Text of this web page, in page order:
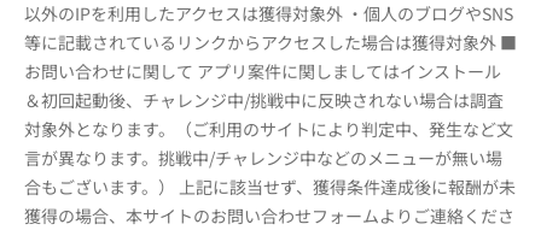
以外のIPを利用したアクセスは獲得対象外 ・個人のブログやSNS
等に記載されているリンクからアクセスした場合は獲得対象外 ■
お問い合わせに関して アプリ案件に関しましてはインストール
＆初回起動後、チャレンジ中/挑戦中に反映されない場合は調査
対象外となります。（ご利用のサイトにより判定中、発生など文
言が異なります。挑戦中/チャレンジ中などのメニューが無い場
合もございます。） 上記に該当せず、獲得条件達成後に報酬が未
獲得の場合、本サイトのお問い合わせフォームよりご連絡くださ